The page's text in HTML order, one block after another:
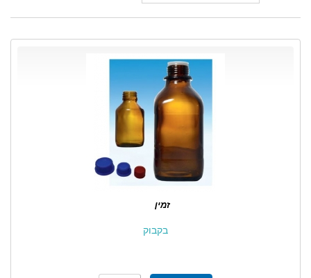
זמין
בקבוק